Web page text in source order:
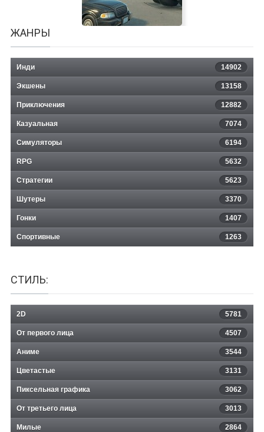
ЖАНРЫ
Инди 14902
Экшены 13158
Приключения 12882
Казуальная 7074
Симуляторы 6194
RPG 5632
Стратегии 5623
Шутеры 3370
Гонки 1407
Спортивные 1263
СТИЛЬ:
2D 5781
От первого лица 4507
Аниме 3544
Цветастые 3131
Пиксельная графика 3062
От третьего лица 3013
Милые 2864